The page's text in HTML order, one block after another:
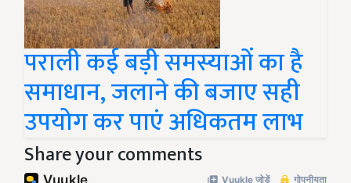
पराली कई बड़ी समस्याओं का है
समाधान, जलाने की बजाए सही
उपयोग कर पाएं अधिकतम लाभ
Share your comments